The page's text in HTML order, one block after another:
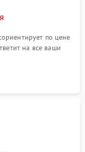
по цене
на все ваши